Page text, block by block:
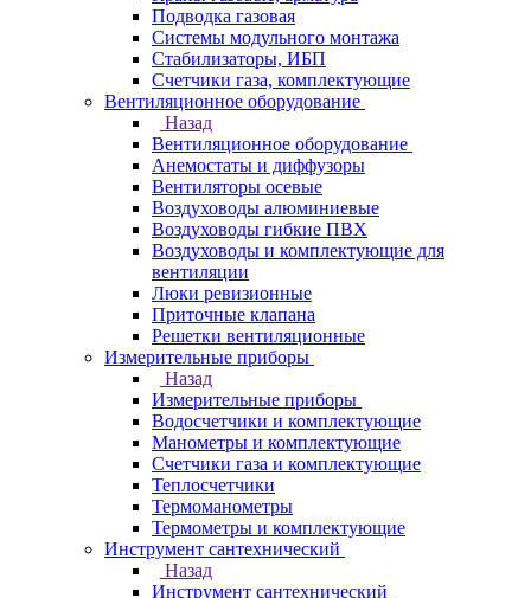
Подводка газовая
Системы модульного монтажа
Стабилизаторы, ИБП
Счетчики газа, комплектующие
Вентиляционное оборудование
Назад
Вентиляционное оборудование
Анемостаты и диффузоры
Вентиляторы осевые
Воздуховоды алюминиевые
Воздуховоды гибкие ПВХ
Воздуховоды и комплектующие для
вентиляции
Люки ревизионные
Приточные клапана
Решетки вентиляционные
Измерительные приборы
Назад
Измерительные приборы
Водосчетчики и комплектующие
Манометры и комплектующие
Счетчики газа и комплектующие
Теплосчетчики
Термоманометры
Термометры и комплектующие
Инструмент сантехнический
Назад
Инструмент сантехнический